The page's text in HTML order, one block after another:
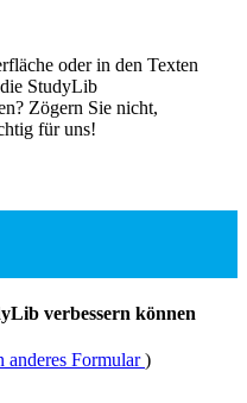
oder in den Texten
StudyLib
Zögern Sie nicht,
für uns!
verbessern können
anderes Formular)